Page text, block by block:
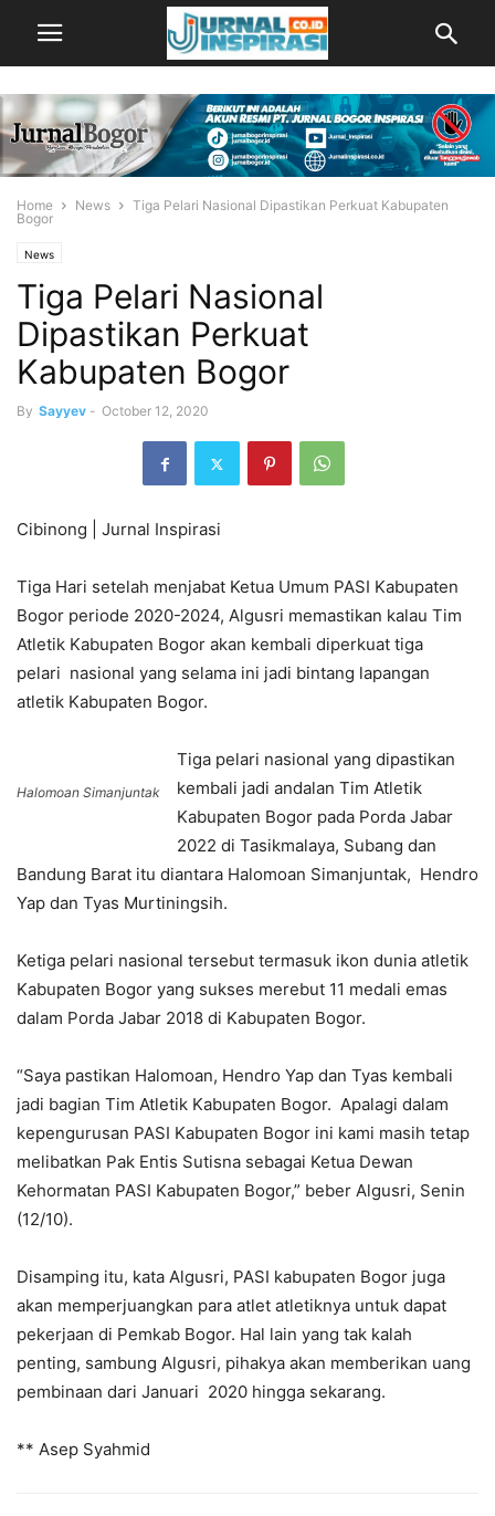
Home News
Tiga Pelari Nasional Dipastikan Perkuat Kabupaten
Bogor
News
Tiga Pelari Nasional
Dipastikan Perkuat
Kabupaten Bogor
By Sayyev - October 12, 2020
Cibinong | Jurnal Inspirasi
Tiga Hari setelah menjabat Ketua Umum PASI Kabupaten
Bogor periode 2020-2024, Algusri memastikan kalau Tim
Atletik Kabupaten Bogor akan kembali diperkuat tiga
pelari nasional yang selama ini jadi bintang lapangan
atletik Kabupaten Bogor.
Halomoan Simanjuntak
Tiga pelari nasional yang dipastikan
kembali jadi andalan Tim Atletik
Kabupaten Bogor pada Porda Jabar
2022 di Tasikmalaya, Subang dan
Bandung Barat itu diantara Halomoan Simanjuntak, Hendro
Yap dan Tyas Murtiningsih.
Ketiga pelari nasional tersebut termasuk ikon dunia atletik
Kabupaten Bogor yang sukses merebut 11 medali emas
dalam Porda Jabar 2018 di Kabupaten Bogor.
“Saya pastikan Halomoan, Hendro Yap dan Tyas kembali
jadi bagian Tim Atletik Kabupaten Bogor. Apalagi dalam
kepengurusan PASI Kabupaten Bogor ini kami masih tetap
melibatkan Pak Entis Sutisna sebagai Ketua Dewan
Kehormatan PASI Kabupaten Bogor,” beber Algusri, Senin
(12/10).
Disamping itu, kata Algusri, PASI kabupaten Bogor juga
akan memperjuangkan para atlet atletiknya untuk dapat
pekerjaan di Pemkab Bogor. Hal lain yang tak kalah
penting, sambung Algusri, pihakya akan memberikan uang
pembinaan dari Januari 2020 hingga sekarang.
** Asep Syahmid